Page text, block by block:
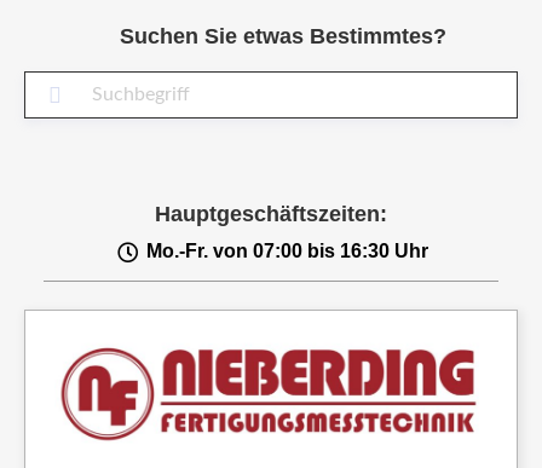
Hauptgeschäftszeiten:
Mo.-Fr. von 07:00 bis 16:30 Uhr
Suchen Sie etwas Bestimmtes?